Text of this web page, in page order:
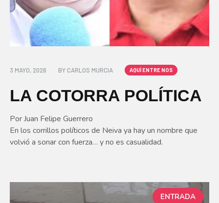
3 MAYO, 2026 BY CARLOS MURCIA AQUÍ ENTRE NOS
LA COTORRA POLÍTICA
Por Juan Felipe Guerrero
En los corrillos políticos de Neiva ya hay un nombre que
volvió a sonar con fuerza… y no es casualidad.
ENTRADA